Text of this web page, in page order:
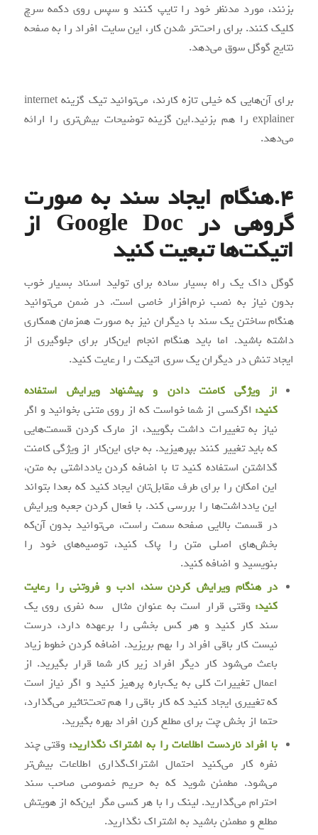
بزنند، مورد مدنظر خود را تایپ کنند و سپس روی دکمه سرچ
کلیک کنند. برای راحت‌تر شدن کار، این سایت افراد را به صفحه
نتایج گوگل سوق می‌دهد.
برای آن‌هایی که خیلی تازه کارند، می‌توانید تیک گزینه internet
explainer را هم بزنید.این گزینه توضیحات بیش‌تری را ارائه
می‌دهد.
4.هنگام ایجاد سند به صورت
گروهی در Google Doc از
اتیکت‌ها تبعیت کنید
گوگل داک یک راه بسیار ساده برای تولید اسناد بسیار خوب
بدون نیاز به نصب نرم‌افزار خاصی است. در ضمن می‌توانید
هنگام ساختن یک سند با دیگران نیز به صورت همزمان همکاری
داشته باشید. اما باید هنگام انجام این‌کار برای جلوگیری از
ایجاد تنش در دیگران یک سری اتیکت را رعایت کنید.
از ویژگی کامنت دادن و پیشنهاد ویرایش استفاده
کنید: اگرکسی از شما خواست که از روی متنی بخوانید و اگر
نیاز به تغییرات داشت بگویید، از مارک کردن قسمت‌هایی
که باید تغییر کنند بپرهیزید. به جای این‌کار از ویژگی کامنت
گذاشتن استفاده کنید تا با اضافه کردن یادداشتی به متن،
این امکان را برای طرف مقابل‌تان ایجاد کنید که بعدا بتواند
این یادداشت‌ها را بررسی کند. با فعال کردن جعبه ویرایش
در قسمت بالایی صفحه سمت راست، می‌توانید بدون آن‌که
بخش‌های اصلی متن را پاک کنید، توصیه‌های خود را
بنویسید و اضافه کنید.
در هنگام ویرایش کردن سند، ادب و فروتنی را رعایت
کنید: وقتی قرار است به عنوان مثال سه نفری روی یک
سند کار کنید و هر کس بخشی را برعهده دارد، درست
نیست کار باقی افراد را بهم بریزید. اضافه کردن خطوط زیاد
باعث می‌شود کار دیگر افراد زیر کار شما قرار بگیرید. از
اعمال تغییرات کلی به یک‌باره پرهیز کنید و اگر نیاز است
که تغییری ایجاد کنید که کار باقی را هم تحت‌تاثیر می‌گذارد،
حتما از بخش چت برای مطلع کرن افراد بهره بگیرید.
با افراد ناردست اطلاعات را به اشتراک نگذارید: وقتی چند
نفره کار می‌کنید احتمال اشتراک‌گذاری اطلاعات بیش‌تر
می‌شود. مطمئن شوید که به حریم خصوصی صاحب سند
احترام می‌گذارید. لینک را با هر کسی مگر این‌که از هویتش
مطلع و مطمئن باشید به اشتراک نگذارید.